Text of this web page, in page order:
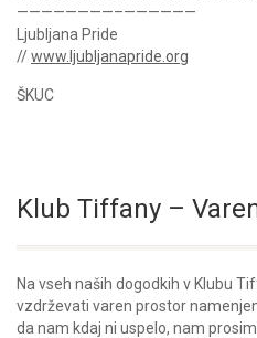
————————–——————
Ljubljana Pride
//www.ljubljanapride.org
ŠKUC
Klub Tiffany –
Na vseh naših dogodkih v Klubu
vzdrževati varen prostor
da nam kdaj ni uspelo, nam